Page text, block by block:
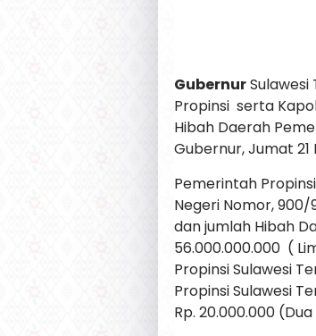
GubernurSulawesi
Propinsi serta
Hibah Daerah
Gubernur, Jumat 21
Pemerintah
Negeri Nomor,
dan jumlah Hibah
56.000.000.000 (
Propinsi Sulawesi
Propinsi Sulawesi
Rp. 20.000.000